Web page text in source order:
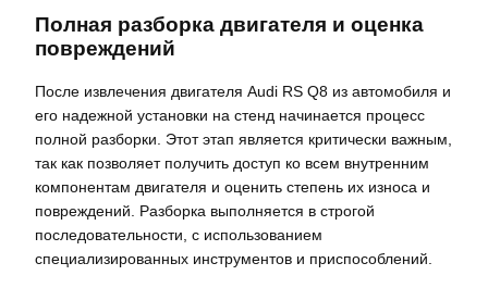
Полная разборка двигателя и оценка
повреждений
После извлечения двигателя Audi RS Q8 из автомобиля и
его надежной установки на стенд начинается процесс
полной разборки. Этот этап является критически важным,
так как позволяет получить доступ ко всем внутренним
компонентам двигателя и оценить степень их износа и
повреждений. Разборка выполняется в строгой
последовательности, с использованием
специализированных инструментов и приспособлений.